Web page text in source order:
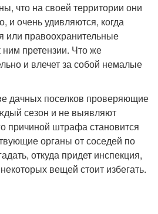
что на своей территории они
и очень удивляются, когда
или правоохранительные
претензии. Что же
и влечет за собой немалые
дачных поселков проверяющие
сезон и не выявляют
причиной штрафа становится
органы от соседей по
откуда придет инспекция,
вещей стоит избегать.